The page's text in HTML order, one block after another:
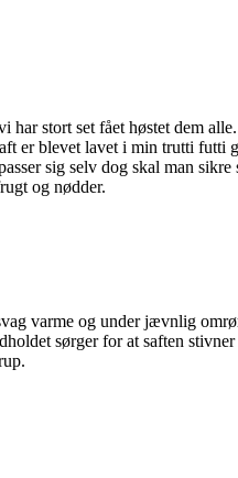
har stort set fået høstet dem
er blevet lavet i min trutti futti
sig selv dog skal man
og nødder.
varme og under jævnlig
sørger for at saften